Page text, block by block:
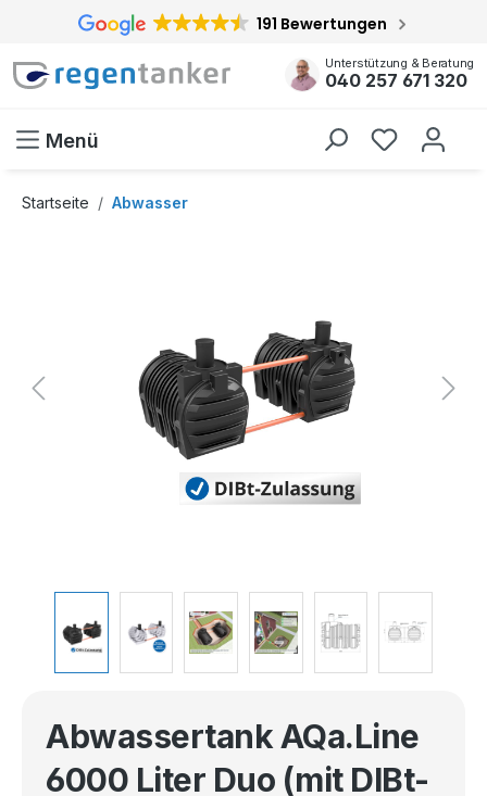
springen 191 Bewertungen
Unterstützung & Beratung
040 257 671 320
Menü
Startseite Abwasser
Abwassertank AQa.Line
6000 Liter Duo (mit DIBt-